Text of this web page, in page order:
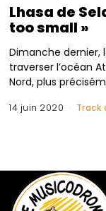
Lhasa de
too small »
Dimanche dernier,
traverser l’océan
Nord, plus
14 juin 2020 Track